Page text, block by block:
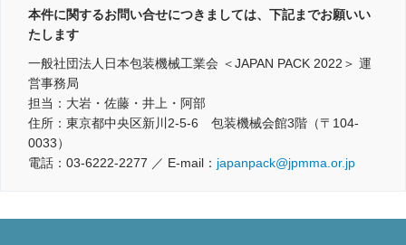
本件に関するお問い合せにつきましては、下記までお願いい
たします
一般社団法人日本包装機械工業会 ＜JAPAN PACK 2022＞ 運
営事務局
担当：大岩・佐藤・井上・阿部
住所：東京都中央区新川2-5-6 包装機械会館3階（〒104-
0033）
電話：03-6222-2277 ／ E-mail： japanpack@jpmma.or.jp